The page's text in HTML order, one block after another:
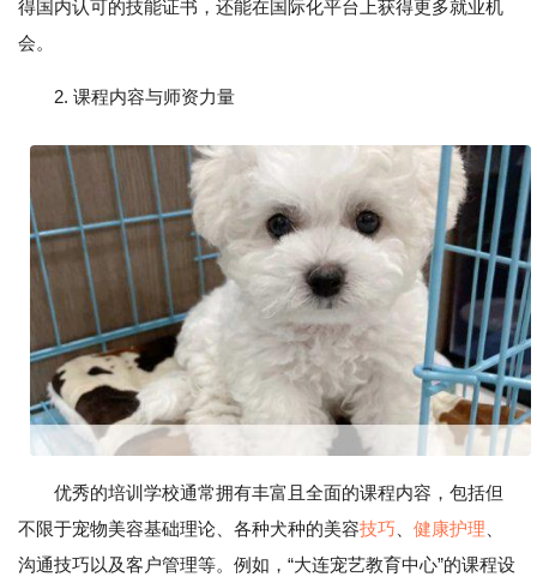
得国内认可的技能证书，还能在国际化平台上获得更多就业机
会。
2. 课程内容与师资力量
优秀的培训学校通常拥有丰富且全面的课程内容，包括但
不限于宠物美容基础理论、各种犬种的美容技巧 健康护理
沟通技巧以及客户管理等。例如，“大连宠艺教育中心”的课程设